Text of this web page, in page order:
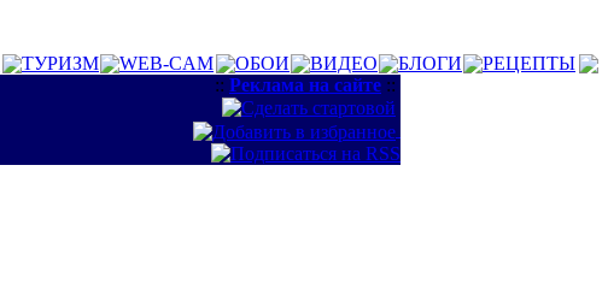
ТУРИЗМ WEB-CAM ОБОИ ВИДЕО БЛОГИ
РЕЦЕПТЫ
:: Реклама на сайте ::